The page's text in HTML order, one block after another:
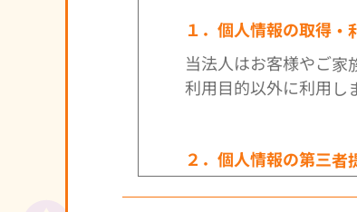
１．個人情報の取得・
当法人はお客様やご家
利用目的以外に利用し
２．個人情報の第三者
当法人はお客様やご家